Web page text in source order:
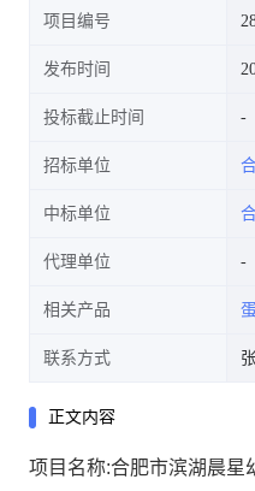
项目编号
发布时间
投标截止时间
招标单位
中标单位
代理单位
相关产品
联系方式
正文内容
项目名称:合肥市滨湖晨星